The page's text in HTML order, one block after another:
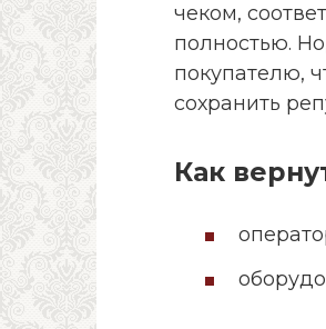
чеком,
полностью.
покупателю,
сохранить
Как